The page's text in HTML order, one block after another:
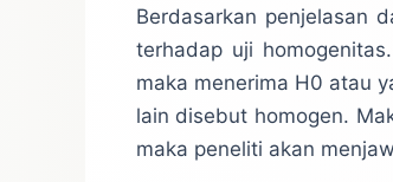
Berdasarkan penjelasan
terhadap uji
maka menerima H0 atau
lain disebut homogen.
maka peneliti akan